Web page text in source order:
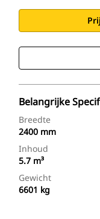
Belangrijke
Breedte
2400 mm
Inhoud
5.7 m³
Gewicht
6601 kg